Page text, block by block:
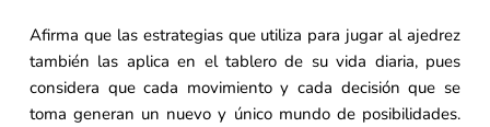
Afirma que las estrategias que utiliza para jugar al ajedrez
también las aplica en el tablero de su vida diaria, pues
considera que cada movimiento y cada decisión que se
toma generan un nuevo y único mundo de posibilidades.